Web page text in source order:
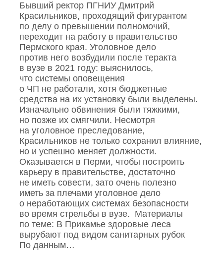
Бывший ректор ПГНИУ Дмитрий
Красильников, проходящий фигурантом
по делу о превышении полномочий,
переходит на работу в правительство
Пермского края. Уголовное дело
против него возбудили после теракта
в вузе в 2021 году: выяснилось,
что системы оповещения
о ЧП не работали, хотя бюджетные
средства на их установку были выделены.
Изначально обвинения были тяжкими,
но позже их смягчили. Несмотря
на уголовное преследование,
Красильников не только сохранил влияние,
но и успешно меняет должности.
Оказывается в Перми, чтобы построить
карьеру в правительстве, достаточно
не иметь совести, зато очень полезно
иметь за плечами уголовное дело
о неработающих системах безопасности
во время стрельбы в вузе. Материалы
по теме: В Прикамье здоровые леса
вырубают под видом санитарных рубок
По данным…